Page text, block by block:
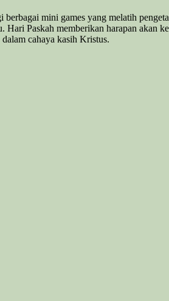
mini games yang melatih
Paskah memberikan harapan akan
cahaya kasih Kristus.